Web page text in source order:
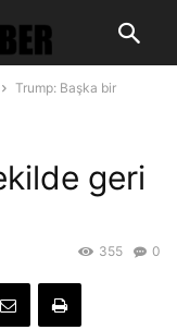
Trump: Başka bir
geri
0
355